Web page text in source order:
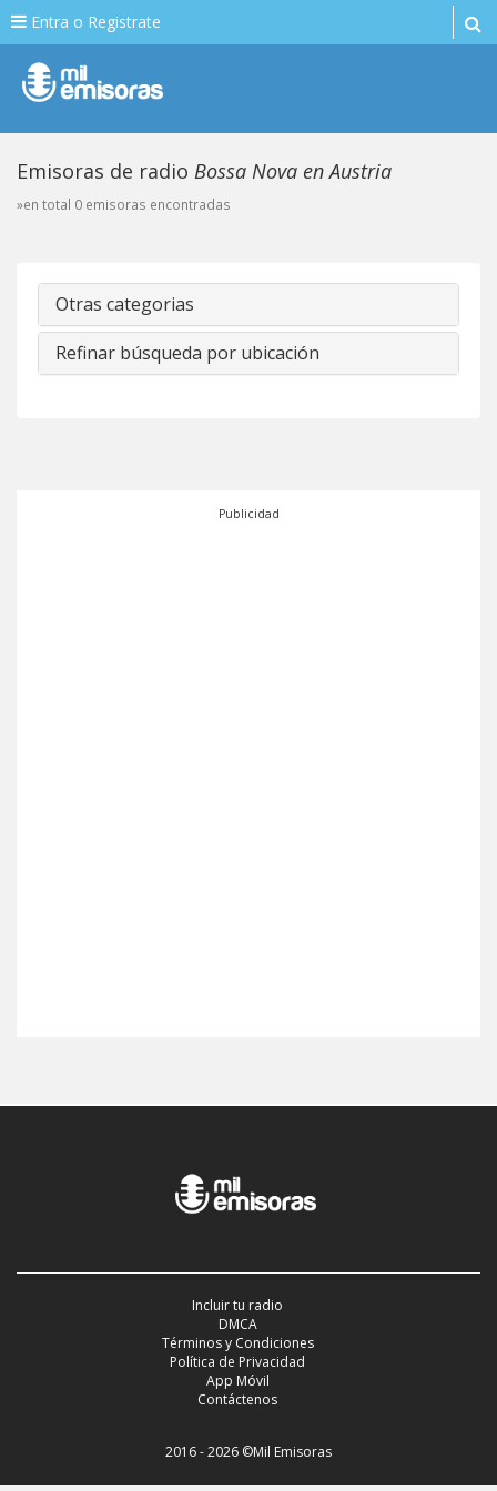
Entra o Registrate
Emisoras de radio Bossa Nova en Austria
»en total 0 emisoras encontradas
Otras categorias
Refinar búsqueda por ubicación
Publicidad
Incluir tu radio
DMCA
Términos y Condiciones
Política de Privacidad
App Móvil
Contáctenos
2016 - 2026 ©Mil Emisoras